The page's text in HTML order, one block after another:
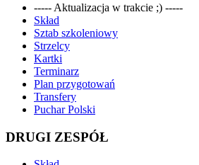
----- Aktualizacja w trakcie ;) -----
Skład
Sztab szkoleniowy
Strzelcy
Kartki
Terminarz
Plan przygotowań
Transfery
Puchar Polski
DRUGI ZESPÓŁ